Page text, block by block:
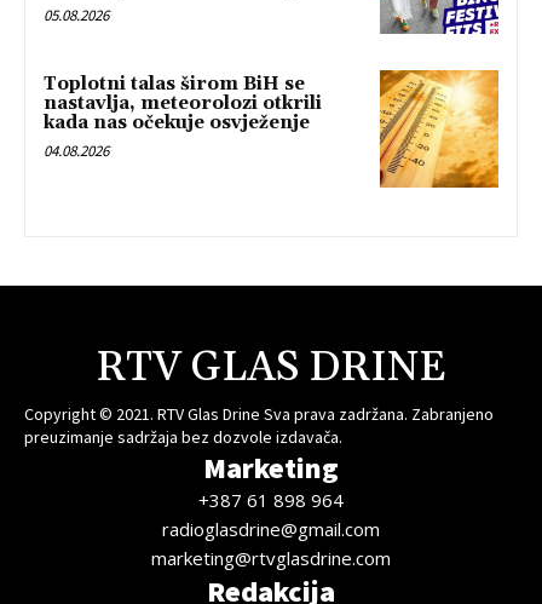
05.08.2026
Toplotni talas širom BiH se
nastavlja, meteorolozi otkrili
kada nas očekuje osvježenje
04.08.2026
RTV GLAS DRINE
Copyright © 2021. RTV Glas Drine Sva prava zadržana. Zabranjeno
preuzimanje sadržaja bez dozvole izdavača.
Marketing
+387 61 898 964
radioglasdrine@gmail.com
marketing@rtvglasdrine.com
Redakcija